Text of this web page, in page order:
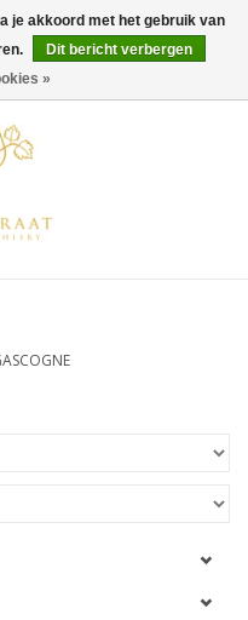
0 Artikelen - €0,00
je akkoord met het gebruik van
Dit bericht verbergen
»